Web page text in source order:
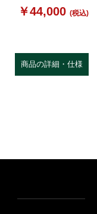
￥44,000 (税込)
商品の詳細・仕様